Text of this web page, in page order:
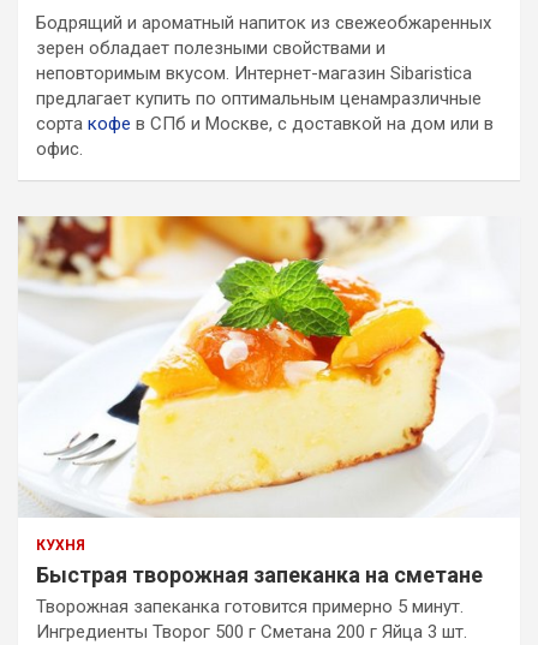
Бодрящий и ароматный напиток из свежеобжаренных
зерен обладает полезными свойствами и
неповторимым вкусом. Интернет-магазин Sibaristica
предлагает купить по оптимальным ценамразличные
сорта кофе в СПб и Москве, с доставкой на дом или в
офис.
КУХНЯ
Быстрая творожная запеканка на сметане
Творожная запеканка готовится примерно 5 минут.
Ингредиенты Творог 500 г Сметана 200 г Яйца 3 шт.